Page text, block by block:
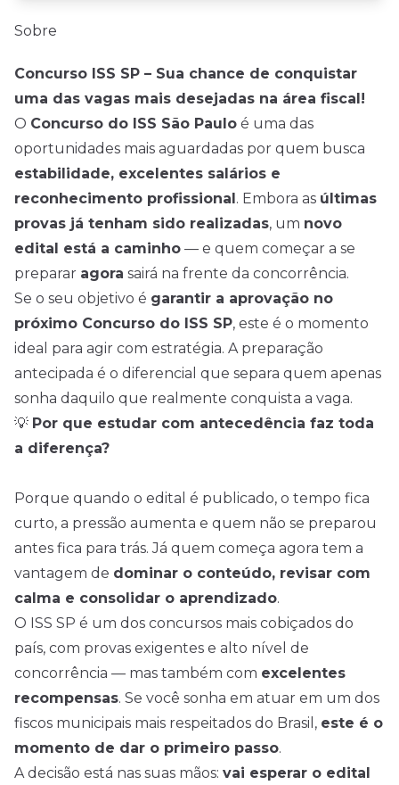
Sobre
Concurso ISS SP – Sua chance de conquistar
uma das vagas mais desejadas na área fiscal!
O Concurso do ISS São Paulo é uma das
oportunidades mais aguardadas por quem busca
estabilidade, excelentes salários e
reconhecimento profissional. Embora as últimas
provas já tenham sido realizadas, um novo
edital está a caminho — e quem começar a se
preparar agora sairá na frente da concorrência.
Se o seu objetivo é garantir a aprovação no
próximo Concurso do ISS SP, este é o momento
ideal para agir com estratégia. A preparação
antecipada é o diferencial que separa quem apenas
sonha daquilo que realmente conquista a vaga.
💡 Por que estudar com antecedência faz toda
a diferença?
Porque quando o edital é publicado, o tempo fica
curto, a pressão aumenta e quem não se preparou
antes fica para trás. Já quem começa agora tem a
vantagem de dominar o conteúdo, revisar com
calma e consolidar o aprendizado.
O ISS SP é um dos concursos mais cobiçados do
país, com provas exigentes e alto nível de
concorrência — mas também com excelentes
recompensas. Se você sonha em atuar em um dos
fiscos municipais mais respeitados do Brasil, este é o
momento de dar o primeiro passo.
A decisão está nas suas mãos: vai esperar o edital